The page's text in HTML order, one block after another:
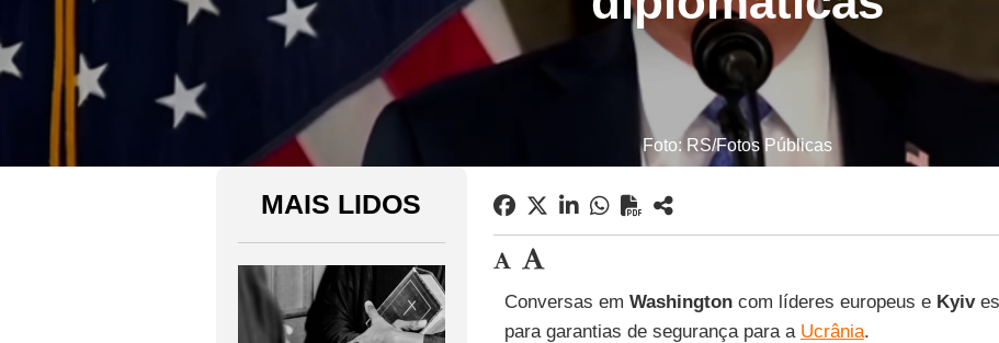
Foto: RS/Fotos Públicas
MAIS LIDOS
Conversas em Washingtoncom líderes europeus e Kyiv
para garantias de segurança para a Ucrânia.